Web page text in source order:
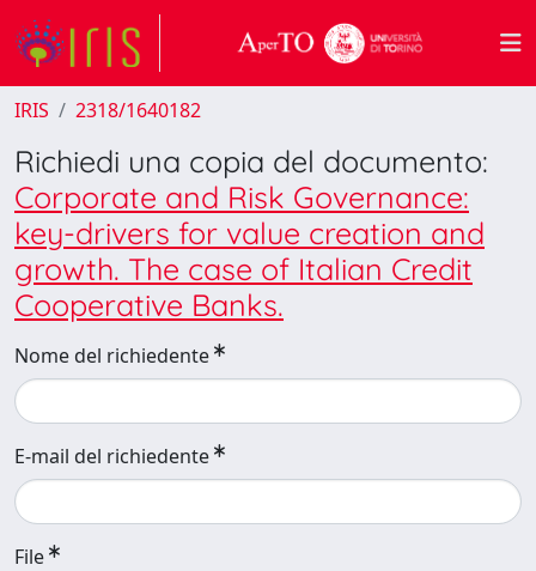
IRIS 2318/1640182
Richiedi una copia del documento:
Corporate and Risk Governance:
key-drivers for value creation and
growth. The case of Italian Credit
Cooperative Banks.
Nome del richiedente
E-mail del richiedente
File